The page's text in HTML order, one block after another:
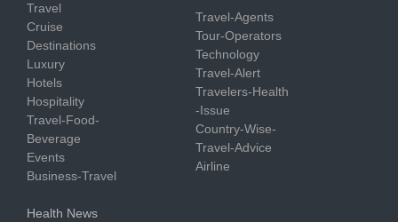
Travel
Cruise
Destinations
Luxury
Hotels
Hospitality
Travel-Food-
Beverage
Events
Business-Travel
Travel-Agents
Tour-Operators
Technology
Travel-Alert
Travelers-Health
-Issue
Country-Wise-
Travel-Advice
Airline
Health News